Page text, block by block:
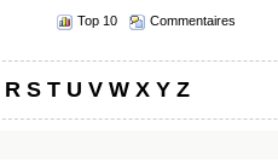
Top 10 Commentaires
R S T U V W X Y Z